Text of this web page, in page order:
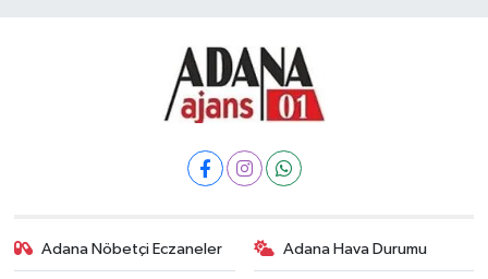
Adana Nöbetçi Eczaneler Adana Hava Durumu